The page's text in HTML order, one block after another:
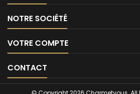
NOTRE SOCIÉTÉ
VOTRE COMPTE
CONTACT